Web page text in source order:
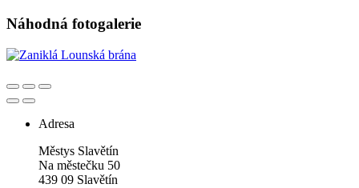
Náhodná fotogalerie
Adresa
Městys Slavětín
Na městečku 50
439 09 Slavětín